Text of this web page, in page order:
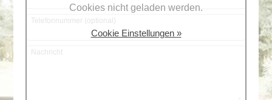
Telefonnummer (optional)
Nachricht
Cookies nicht geladen werden.
Cookie Einstellungen »